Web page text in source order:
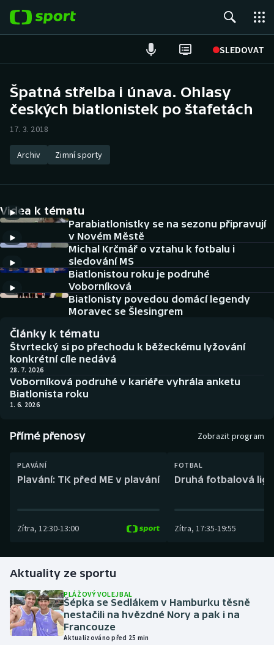
SLEDOVAT
Hokej
Atletika
DALŠÍ SPORTY
Americký fotbal
Baseball a softbal
Biatlon
Boby a skeleton
Box
Curling
Dostihy
Gymnastika
Házená
Jezdectví
NEPŘEHLÉDNĚTE
Historické návraty
Aplikace ČT sport
AZ kvíz
Špatná střelba i únava. Ohlasy
českých biatlonistek po štafetách
17. 3. 2018
Archiv Zimní sporty
Videa k tématu
Parabiatlonistky se na sezonu připravují
v Novém Městě
Michal Krčmář o vztahu k fotbalu i
sledování MS
Biatlonistou roku je podruhé
Voborníková
Biatlonisty povedou domácí legendy
Moravec se Šlesingrem
Články k tématu
Štvrtecký si po přechodu k běžeckému lyžování
konkrétní cíle nedává
28. 7. 2026
Voborníková podruhé v kariéře vyhrála anketu
Biatlonista roku
1. 6. 2026
Přímé přenosy Zobrazit program
PLAVÁNÍ
Plavání: TK před ME v plavání
Zítra, 12:30-13:00
FOTBAL
Druhá fotbalová
Zítra, 17:35-19:55
Aktuality ze sportu
PLÁŽOVÝ VOLEJBAL
Šépka se Sedlákem v Hamburku těsně
nestačili na hvězdné Nory a pak i na
Francouze
Aktualizováno před 25 min